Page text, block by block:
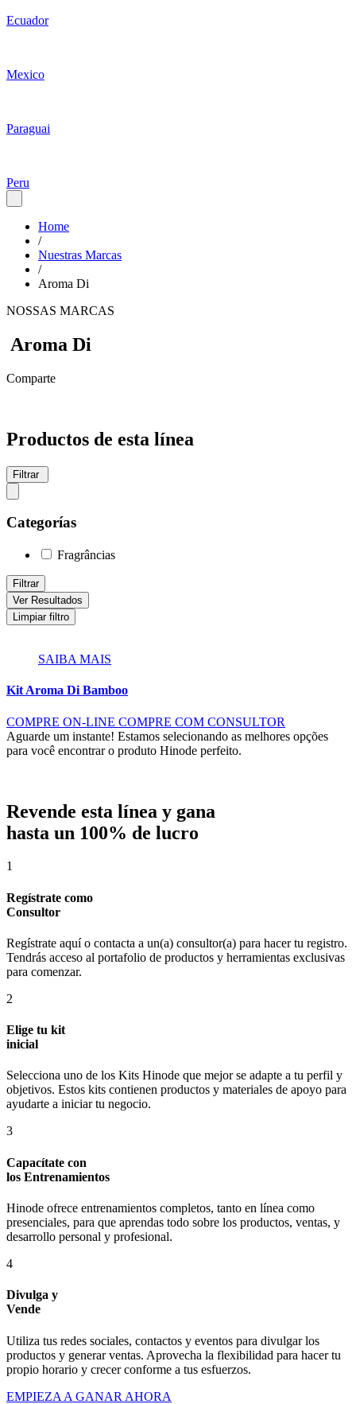
Ecuador
Mexico
Paraguai
Peru
Home
/
Nuestras Marcas
/
Aroma Di
NOSSAS MARCAS
Aroma Di
Comparte
Productos de esta línea
Filtrar
Categorías
Fragrâncias
Filtrar
Ver Resultados
Limpiar filtro
SAIBA MAIS
Kit Aroma Di Bamboo
COMPRE ON-LINE COMPRE COM CONSULTOR
Aguarde um instante! Estamos selecionando as melhores opções
para você encontrar o produto Hinode perfeito.
Revende esta línea y gana
hasta un 100% de lucro
1
Regístrate como
Consultor
Regístrate aquí o contacta a un(a) consultor(a) para hacer tu registro.
Tendrás acceso al portafolio de productos y herramientas exclusivas
para comenzar.
2
Elige tu kit
inicial
Selecciona uno de los Kits Hinode que mejor se adapte a tu perfil y
objetivos. Estos kits contienen productos y materiales de apoyo para
ayudarte a iniciar tu negocio.
3
Capacítate con
los Entrenamientos
Hinode ofrece entrenamientos completos, tanto en línea como
presenciales, para que aprendas todo sobre los productos, ventas, y
desarrollo personal y profesional.
4
Divulga y
Vende
Utiliza tus redes sociales, contactos y eventos para divulgar los
productos y generar ventas. Aprovecha la flexibilidad para hacer tu
propio horario y crecer conforme a tus esfuerzos.
EMPIEZA A GANAR AHORA